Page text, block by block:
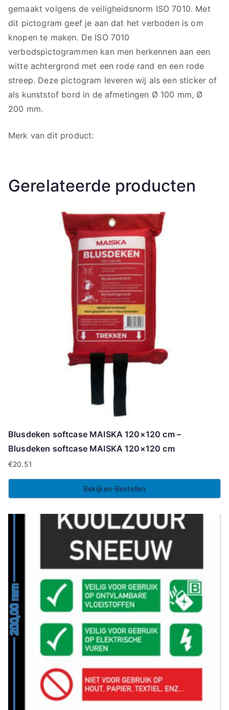
gemaakt volgens de veiligheidsnorm ISO 7010. Met
dit pictogram geef je aan dat het verboden is om
knopen te maken. De ISO 7010
verbodspictogrammen kan men herkennen aan een
witte achtergrond met een rode rand en een rode
streep. Deze pictogram leveren wij als een sticker of
als kunststof bord in de afmetingen Ø 100 mm, Ø
200 mm.
Merk van dit product:
Gerelateerde producten
Blusdeken softcase MAISKA 120×120 cm –
Blusdeken softcase MAISKA 120×120 cm
€20.51
Bekijken-Bestellen